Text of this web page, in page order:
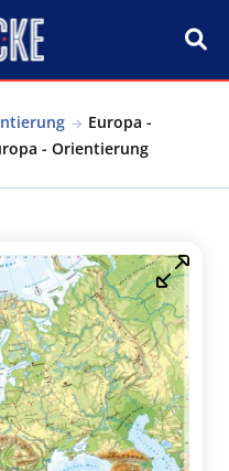
Europa -
- Orientierung